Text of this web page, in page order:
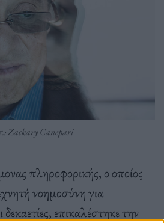
Zackary Canepari
πληροφορικής, ο οποίος
νοημοσύνη για
επικαλέστηκε την